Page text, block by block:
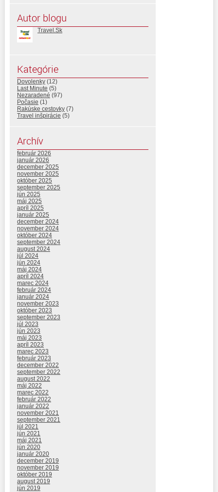
Autor blogu
Travel.Sk
Kategórie
Dovolenky (12)
Last Minute (5)
Nezaradené (97)
Počasie (1)
Rakúske cestovky (7)
Travel inšpirácie (5)
Archív
február 2026
január 2026
december 2025
november 2025
október 2025
september 2025
jún 2025
máj 2025
apríl 2025
január 2025
december 2024
november 2024
október 2024
september 2024
august 2024
júl 2024
jún 2024
máj 2024
apríl 2024
marec 2024
február 2024
január 2024
november 2023
október 2023
september 2023
júl 2023
jún 2023
máj 2023
apríl 2023
marec 2023
február 2023
december 2022
september 2022
august 2022
máj 2022
marec 2022
február 2022
január 2022
november 2021
september 2021
júl 2021
jún 2021
máj 2021
jún 2020
január 2020
december 2019
november 2019
október 2019
august 2019
jún 2019